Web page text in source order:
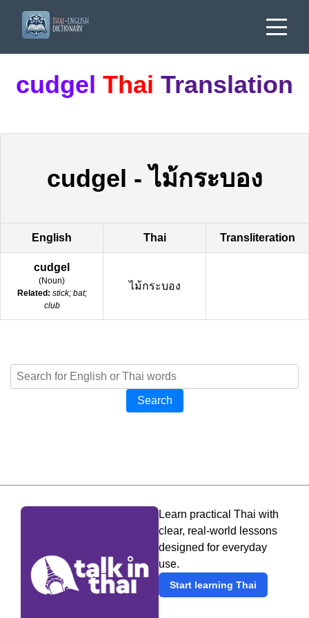
cudgel Thai Translation
cudgel -ไม้กระบอง
English Thai Transliteration
cudgel
(Noun)
Related: stick; bat;
club
ไม้กระบอง
Search
Learn practical Thai with
clear, real-world lessons
designed for everyday
use.
Start learning Thai